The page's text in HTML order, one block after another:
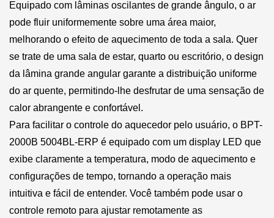
Equipado com lâminas oscilantes de grande ângulo, o ar
pode fluir uniformemente sobre uma área maior,
melhorando o efeito de aquecimento de toda a sala. Quer
se trate de uma sala de estar, quarto ou escritório, o design
da lâmina grande angular garante a distribuição uniforme
do ar quente, permitindo-lhe desfrutar de uma sensação de
calor abrangente e confortável.
Para facilitar o controle do aquecedor pelo usuário, o BPT-
2000B 5004BL-ERP é equipado com um display LED que
exibe claramente a temperatura, modo de aquecimento e
configurações de tempo, tornando a operação mais
intuitiva e fácil de entender. Você também pode usar o
controle remoto para ajustar remotamente as